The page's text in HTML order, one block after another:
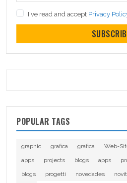
I've read and accept Privacy
POPULAR TAGS
graphic grafica grafica Web-
apps
projects blogs apps
blogs
progetti novedades